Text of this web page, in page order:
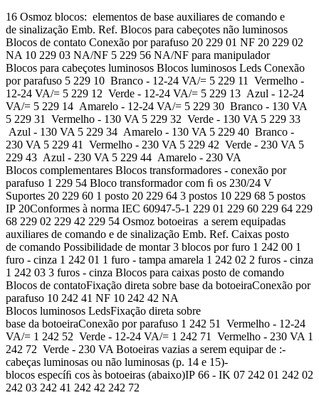
16 Osmoz blocos: elementos de base auxiliares de comando e
de sinalização Emb. Ref. Blocos para cabeçotes não luminosos
Blocos de contato Conexão por parafuso 20 229 01 NF 20 229 02
NA 10 229 03 NA/NF 5 229 56 NA/NF para manipulador
Blocos para cabeçotes luminosos Blocos luminosos Leds Conexão
por parafuso 5 229 10 Branco - 12-24 VA/= 5 229 11 Vermelho -
12-24 VA/= 5 229 12 Verde - 12-24 VA/= 5 229 13 Azul - 12-24
VA/= 5 229 14 Amarelo - 12-24 VA/= 5 229 30 Branco - 130 VA
5 229 31 Vermelho - 130 VA 5 229 32 Verde - 130 VA 5 229 33
Azul - 130 VA 5 229 34 Amarelo - 130 VA 5 229 40 Branco -
230 VA 5 229 41 Vermelho - 230 VA 5 229 42 Verde - 230 VA 5
229 43 Azul - 230 VA 5 229 44 Amarelo - 230 VA
Blocos complementares Blocos transformadores - conexão por
parafuso 1 229 54 Bloco transformador com ﬁ os 230/24 V
Suportes 20 229 60 1 posto 20 229 64 3 postos 10 229 68 5 postos
IP 20Conformes à norma IEC 60947-5-1 229 01 229 60 229 64 229
68 229 02 229 42 229 54 Osmoz botoeiras a serem equipadas
auxiliares de comando e de sinalização Emb. Ref. Caixas posto
de comando Possibilidade de montar 3 blocos por furo 1 242 00 1
furo - cinza 1 242 01 1 furo - tampa amarela 1 242 02 2 furos - cinza
1 242 03 3 furos - cinza Blocos para caixas posto de comando
Blocos de contatoFixação direta sobre base da botoeiraConexão por
parafuso 10 242 41 NF 10 242 42 NA
Blocos luminosos LedsFixação direta sobre
base da botoeiraConexão por parafuso 1 242 51 Vermelho - 12-24
VA/= 1 242 52 Verde - 12-24 VA/= 1 242 71 Vermelho - 230 VA 1
242 72 Verde - 230 VA Botoeiras vazias a serem equipar de :-
cabeças luminosas ou não luminosas (p. 14 e 15)-
blocos especíﬁ cos às botoeiras (abaixo)IP 66 - IK 07 242 01 242 02
242 03 242 41 242 42 242 72